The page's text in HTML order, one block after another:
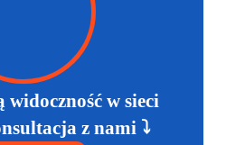
widoczność w sieci
z nami ⤵